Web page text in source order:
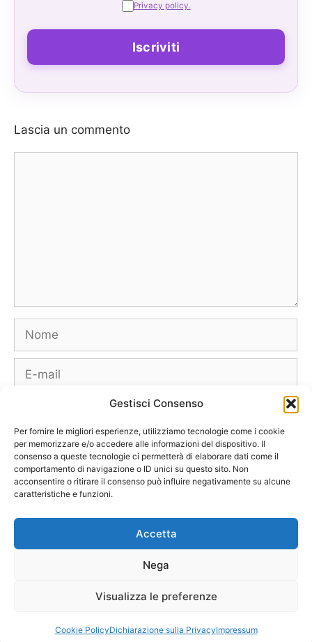
Gestisci Consenso
Per fornire le migliori esperienze, utilizziamo tecnologie come i cookie
per memorizzare e/o accedere alle informazioni del dispositivo. Il
consenso a queste tecnologie ci permetterà di elaborare dati come il
comportamento di navigazione o ID unici su questo sito. Non
acconsentire o ritirare il consenso può influire negativamente su alcune
caratteristiche e funzioni.
Accetta
Nega
Visualizza le preferenze
Cookie PolicyDichiarazione sulla PrivacyImpressum
Privacy policy.
Lascia un commento
Nome
E-
mail
web
Tutte le Marche e Designer
[Newsletter]
© 2011-2026 Purse & Co – Tutti i diritti riservati